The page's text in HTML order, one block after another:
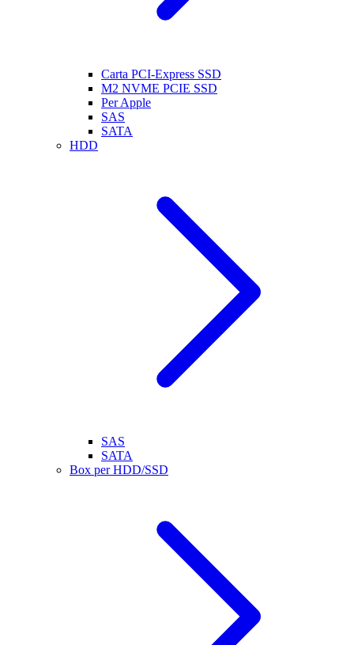
Carta PCI-Express SSD
M2 NVME PCIE SSD
Per Apple
SAS
SATA
HDD
SAS
SATA
Box per HDD/SSD